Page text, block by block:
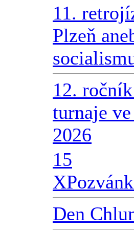
11.
Plzeň
12.
turnaje
2026
15
X
Den